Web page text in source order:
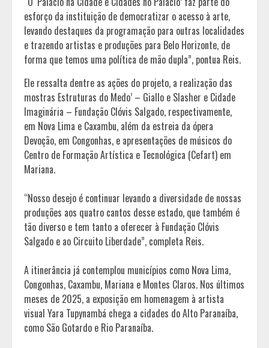
esforço da instituição de democratizar o acesso à arte,
levando destaques da programação para outras localidades
e trazendo artistas e produções para Belo Horizonte, de
forma que temos uma política de mão dupla”, pontua Reis.
Ele ressalta dentre as ações do projeto, a realização das
mostras Estruturas do Medo’ – Giallo e Slasher e Cidade
Imaginária – Fundação Clóvis Salgado, respectivamente,
em Nova Lima e Caxambu, além da estreia da ópera
Devoção, em Congonhas, e apresentações de músicos do
Centro de Formação Artística e Tecnológica (Cefart) em
Mariana.
“Nosso desejo é continuar levando a diversidade de nossas
produções aos quatro cantos desse estado, que também é
tão diverso e tem tanto a oferecer à Fundação Clóvis
Salgado e ao Circuito Liberdade”, completa Reis.
A itinerância já contemplou municípios como Nova Lima,
Congonhas, Caxambu, Mariana e Montes Claros. Nos últimos
meses de 2025, a exposição em homenagem à artista
visual Yara Tupynambá chega a cidades do Alto Paranaíba,
como São Gotardo e Rio Paranaíba.